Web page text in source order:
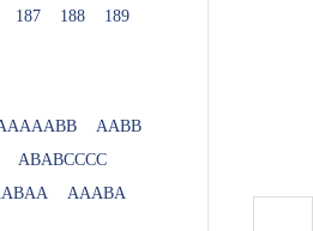
187 188
189
AABB
ABABCCCC
AAABA